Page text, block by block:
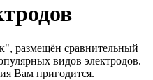
размещён сравнительный
видов электродов.
Вам пригодится.